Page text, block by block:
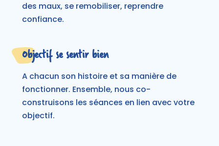
des maux, se remobiliser, reprendre
confiance.
Objectif se sentir bien
A chacun son histoire et sa manière de
fonctionner. Ensemble, nous co-
construisons les séances en lien avec votre
objectif.